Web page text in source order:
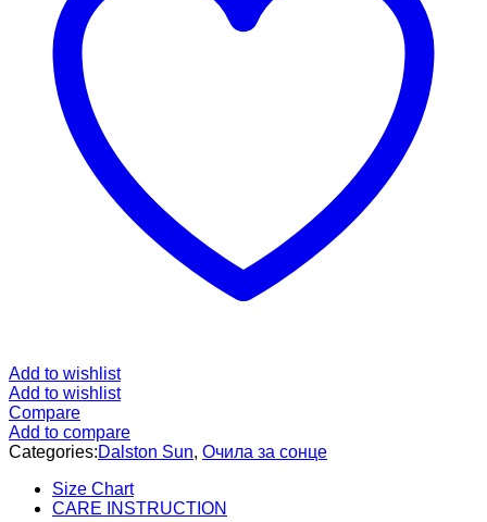
Add to wishlist
Add to wishlist
Compare
Add to compare
Categories:Dalston Sun, Очила за сонце
Size Chart
CARE INSTRUCTION